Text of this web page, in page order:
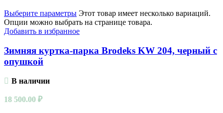
Выберите параметры Этот товар имеет несколько вариаций.
Опции можно выбрать на странице товара.
Добавить в избранное
Зимняя куртка-парка Brodeks KW 204, черный с
опушкой
В наличии
18 500.00 ₽